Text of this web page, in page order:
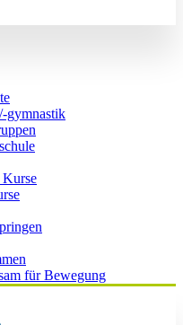
gymnastik
Kurse
für Bewegung